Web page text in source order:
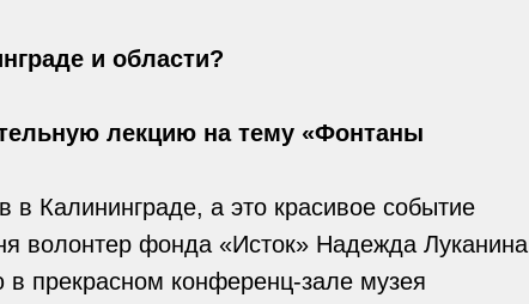
и области?
лекцию на тему «Фонтаны
в Калининграде, а это красивое событие
волонтер фонда «Исток» Надежда Луканина
прекрасном конференц-зале музея